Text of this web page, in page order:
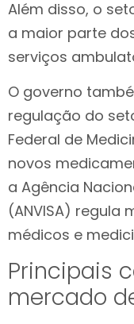
Além disso, o
a maior parte
serviços
O governo
regulação do
Federal de
novos
a Agência
(ANVISA) regula
médicos e
Principais
mercado